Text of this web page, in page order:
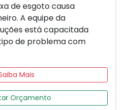
de esgoto causa
A equipe da
está capacitada
de problema com
Mais
Orçamento